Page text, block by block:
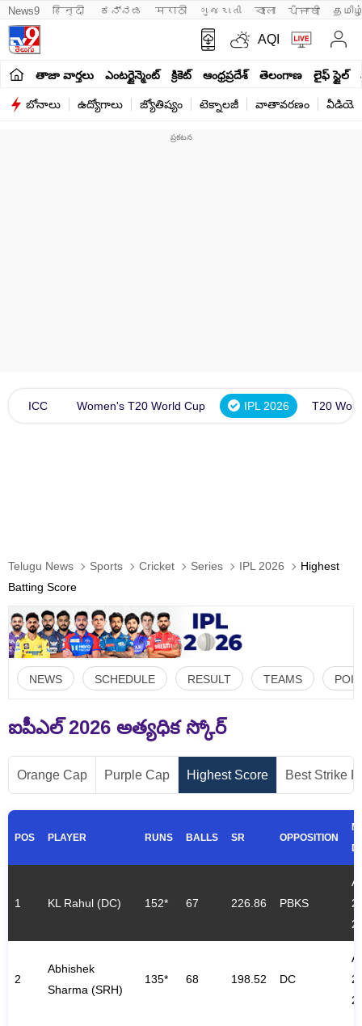
News9 हिन्दी ಕನ್ನಡ मराठी ગુજરાતી বাংলা ਪੰਜਾਬੀ
AQI
తాజా వార్తలు ఎంటర్టైన్మెంట్ క్రికెట్ ఆంధ్రప్రదేశ్ తెలంగాణ లైఫ్ స్టైల్
బోనాలు ఉద్యోగాలు జ్యోతిష్యం టెక్నాలజీ వాతావరణం
ICC Women's T20 World Cup IPL 2026 T20
Telugu News Sports Cricket Series IPL 2026
Highest
Batting Score
NEWS SCHEDULE RESULT TEAMS
ఐపీఎల్ 2026 అత్యధిక స్కోర్
Orange Cap Purple Cap Highest Score Best Strike
POS PLAYER RUNS BALLS SR OPPOSITION
1 KL Rahul (DC) 152* 67 226.86 PBKS
2
Abhishek
Sharma (SRH)
135* 68 198.52 DC